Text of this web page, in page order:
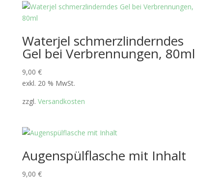
Waterjel schmerzlinderndes
Gel bei Verbrennungen, 80ml
9,00 €
exkl. 20 % MwSt.
zzgl. Versandkosten
Augenspülflasche mit Inhalt
9,00 €